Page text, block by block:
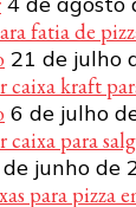
fatia de
21 de julho
caixa kraft
6 de julho
para
junho de
para pizza